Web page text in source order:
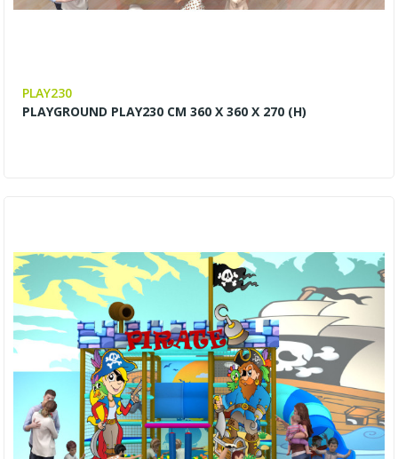
PLAY230
PLAYGROUND PLAY230 CM 360 X 360 X 270 (H)